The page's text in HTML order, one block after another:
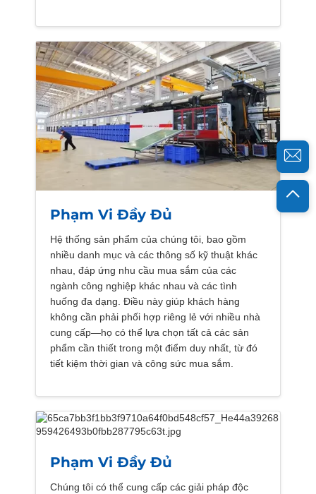
Phạm Vi Đầy Đủ
Hệ thống sản phẩm của chúng tôi, bao gồm
nhiều danh mục và các thông số kỹ thuật khác
nhau, đáp ứng nhu cầu mua sắm của các
ngành công nghiệp khác nhau và các tình
huống đa dạng. Điều này giúp khách hàng
không cần phải phối hợp riêng lẻ với nhiều nhà
cung cấp—họ có thể lựa chọn tất cả các sản
phẩm cần thiết trong một điểm duy nhất, từ đó
tiết kiệm thời gian và công sức mua sắm.
Phạm Vi Đầy Đủ
Chúng tôi có thể cung cấp các giải pháp độc